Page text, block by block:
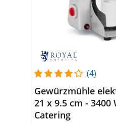
(4)
Gewürzmühle
21 x 9.5 cm - 3400
Catering